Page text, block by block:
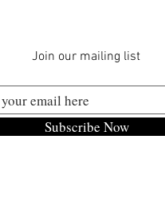
Join our mailing list
Subscribe Now